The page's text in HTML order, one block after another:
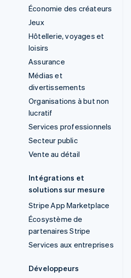
Économie des créateurs
Jeux
Hôtellerie, voyages et
loisirs
Assurance
Médias et
divertissements
Organisations à but non
lucratif
Services professionnels
Secteur public
Vente au détail
Intégrations et
solutions sur mesure
Stripe App Marketplace
Écosystème de
partenaires Stripe
Services aux entreprises
Développeurs